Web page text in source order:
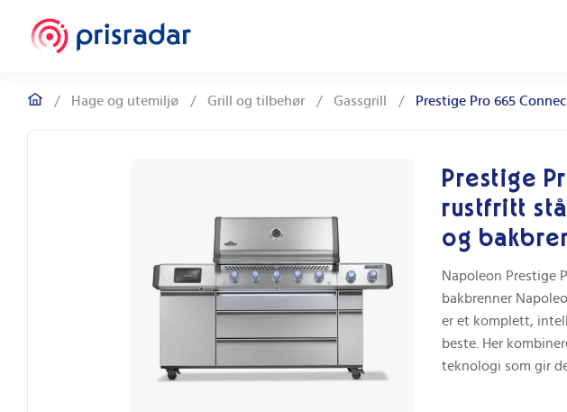
/ Hage og utemiljø / Grill og tilbehør / Gassgrill / Prestige Pro 665
Prestige
rustfritt
og
Napoleon Prestige
bakbrenner
er et komplett,
beste. Her
teknologi som gir